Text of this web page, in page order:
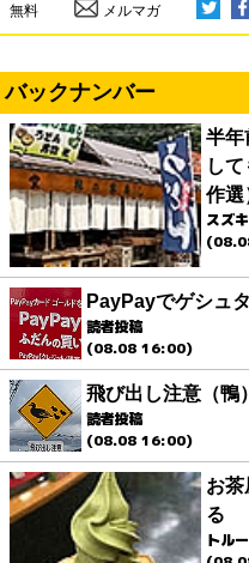
無料 メルマガ
バックナンバー
半年
し
作選
スズ
PayPayでゲシュ
読者投稿
(08.08 16:00)
飛び出し注意（鴨）
読者投稿
(08.08 16:00)
お
る
トルー